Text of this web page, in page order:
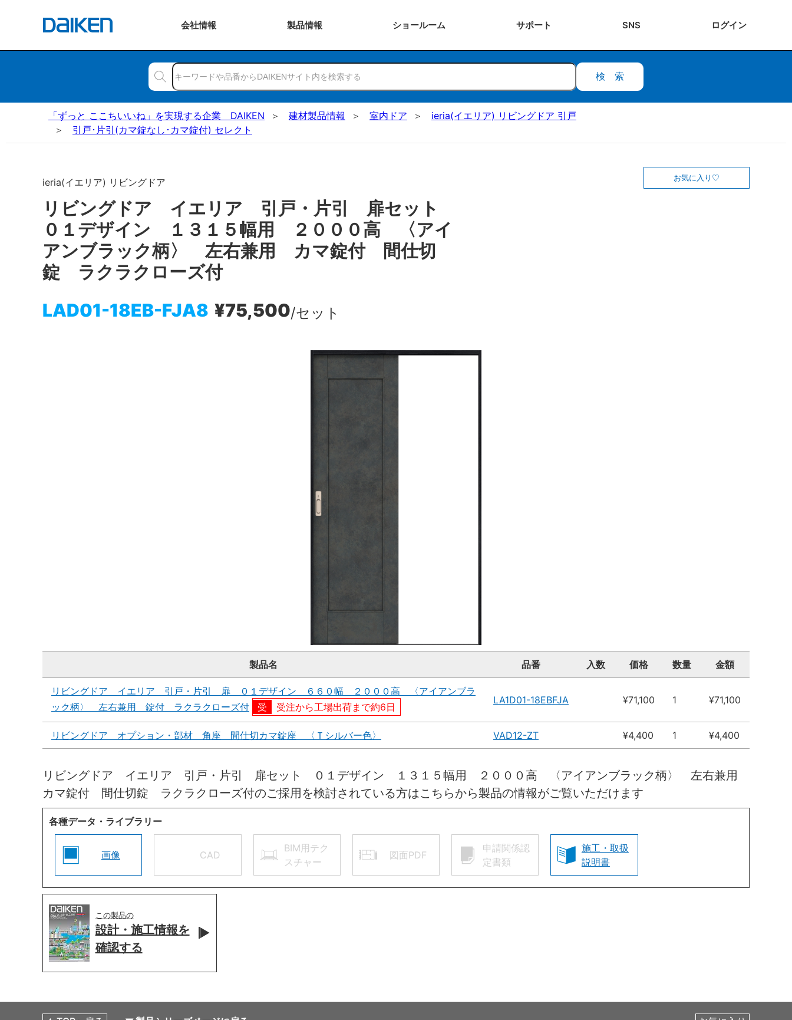
会社情報 製品情報 ショールーム サポート SNS ログイン
検索
「ずっと ここちいいね」を実現する企業 DAIKEN 建材製品情報 室内ドア
ieria(イエリア) リビングドア 引戸
引戸･片引(カマ錠なし･カマ錠付) セレクト
ieria(イエリア) リビングドア
リビングドア イエリア 引戸・片引 扉セット
０１デザイン １３１５幅用 ２０００高 〈アイ
アンブラック柄〉 左右兼用 カマ錠付 間仕切
錠 ラクラクローズ付
LAD01-18EB-FJA8 ¥75,500/セット
お気に入り
製品名 品番 入数 価格 数量 金額
リビングドア イエリア 引戸・片引 扉 ０１デザイン ６６０幅 ２０００高 〈アイアンブラ
ック柄〉 左右兼用 錠付 ラクラクローズ付
受注から工場出荷まで約6日
LA1D01-18EBFJA ¥71,100 1 ¥71,100
リビングドア オプション・部材 角座 間仕切カマ錠座 〈Ｔシルバー色〉 VAD12-ZT ¥4,400 1 ¥4,400
リビングドア イエリア 引戸・片引 扉セット ０１デザイン １３１５幅用 ２０００高 〈アイアンブラック柄〉 左右兼用
カマ錠付 間仕切錠 ラクラクローズ付のご採用を検討されている方はこちらから製品の情報がご覧いただけます
各種データ・ライブラリー
画像 CAD
BIM用テク
スチャー
図面PDF
申請関係認
定書類
施工・取扱
説明書
この製品の
設計・施工情報を
確認する